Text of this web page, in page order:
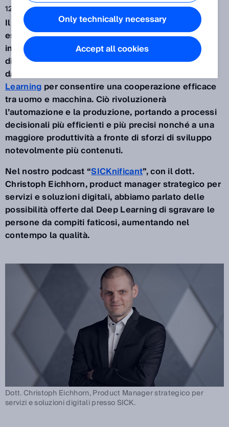
12 giu 2023
Il Deep Learning cambierà l’industria. Le macchine
eseguiranno le operazioni che richiedono
intelligenza umana. Con la progressiva
digitalizzazione dei processi e del rilevamento dei
dati in azienda, aumenterà anche il ricorso al
Learning per consentire una cooperazione efficace
tra uomo e macchina. Ciò rivoluzionerà
l’automazione e la produzione, portando a processi
decisionali più efficienti e più precisi nonché a una
maggiore produttività a fronte di sforzi di sviluppo
notevolmente più contenuti.
Nel nostro podcast “SICKnificant”, con il dott.
Christoph Eichhorn, product manager strategico per
servizi e soluzioni digitali, abbiamo parlato delle
possibilità offerte dal Deep Learning di sgravare le
persone da compiti faticosi, aumentando nel
contempo la qualità.
Dott. Christoph Eichhorn, Product Manager strategico per
servizi e soluzioni digitali presso SICK.
Only technically necessary
Accept all cookies